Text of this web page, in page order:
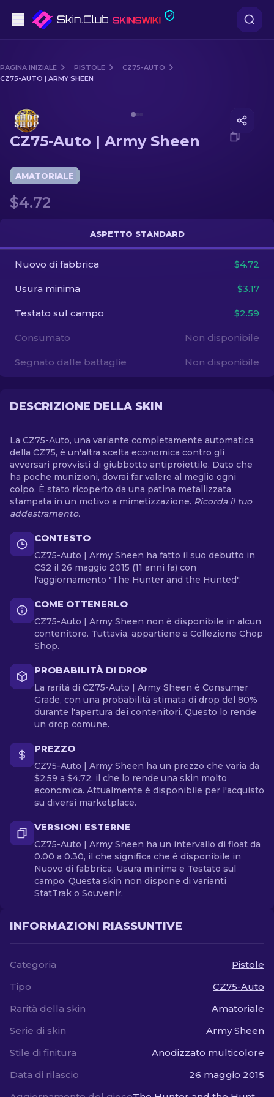
Fascia media
Fucile
Fucile di precisione
Coltelli
Guanto
Altro
PAGINA INIZIALE PISTOLE
CZ75-AUTO
CZ75-AUTO | ARMY SHEEN
CZ75-Auto | Army Sheen
AMATORIALE
$4.72
ASPETTO STANDARD
Nuovo di fabbrica $4.72
Usura minima $3.17
Testato sul campo $2.59
Consumato Non disponibile
Segnato dalle battaglie Non disponibile
DESCRIZIONE DELLA SKIN
La CZ75-Auto, una variante completamente automatica
della CZ75, è un'altra scelta economica contro gli
avversari provvisti di giubbotto antiproiettile. Dato che
ha poche munizioni, dovrai far valere al meglio ogni
colpo. È stato ricoperto da una patina metallizzata
stampata in un motivo a mimetizzazione. Ricorda il tuo
addestramento.
CONTESTO
CZ75-Auto | Army Sheen ha fatto il suo debutto in
CS2 il 26 maggio 2015 (11 anni fa) con
l'aggiornamento "The Hunter and the Hunted".
COME OTTENERLO
CZ75-Auto | Army Sheen non è disponibile in alcun
contenitore. Tuttavia, appartiene a Collezione Chop
Shop.
PROBABILITÀ DI DROP
La rarità di CZ75-Auto | Army Sheen è Consumer
Grade, con una probabilità stimata di drop del 80%
durante l'apertura dei contenitori. Questo lo rende
un drop comune.
PREZZO
CZ75-Auto | Army Sheen ha un prezzo che varia da
$2.59 a $4.72, il che lo rende una skin molto
economica. Attualmente è disponibile per l'acquisto
su diversi marketplace.
VERSIONI ESTERNE
CZ75-Auto | Army Sheen ha un intervallo di float da
0.00 a 0.30, il che significa che è disponibile in
Nuovo di fabbrica, Usura minima e Testato sul
campo. Questa skin non dispone di varianti
StatTrak o Souvenir.
INFORMAZIONI RIASSUNTIVE
Categoria
Pistole
Tipo
CZ75-Auto
Rarità della skin
Amatoriale
Serie di skin
Army Sheen
Stile di finitura
Anodizzato multicolore
Data di rilascio
26 maggio 2015